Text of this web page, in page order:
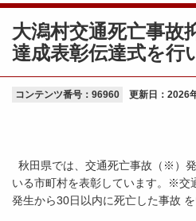
大潟村交通死亡事故
達成表彰伝達式を行
コンテンツ番号：96960 更新日： 2026
秋田県では、交通死亡事故（※）
いる市町村を表彰しています。※交
発生から30日以内に死亡した事故 を